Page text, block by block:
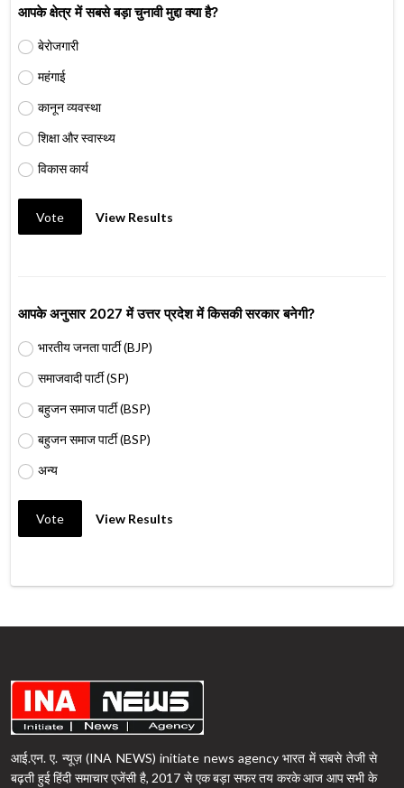
आपके क्षेत्र में सबसे बड़ा चुनावी मुद्दा क्या है?
बेरोजगारी
महंगाई
कानून व्यवस्था
शिक्षा और स्वास्थ्य
विकास कार्य
Vote View Results
आपके अनुसार 2027 में उत्तर प्रदेश में किसकी सरकार बनेगी?
भारतीय जनता पार्टी (BJP)
समाजवादी पार्टी (SP)
बहुजन समाज पार्टी (BSP)
बहुजन समाज पार्टी (BSP)
अन्य
Vote View Results
आई.एन. ए. न्यूज़ (INA NEWS) initiate news agency भारत में सबसे तेजी से
बढ़ती हुई हिंदी समाचार एजेंसी है, 2017 से एक बड़ा सफर तय करके आज आप सभी के